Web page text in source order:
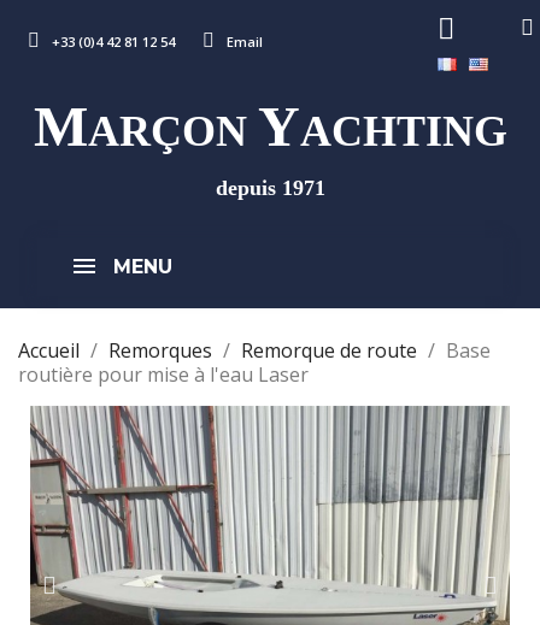
+33 (0)4 42 81 12 54 Email
MARÇON YACHTING
depuis 1971
MENU
Accueil Remorques Remorque de route
Base
routière pour mise à l'eau Laser